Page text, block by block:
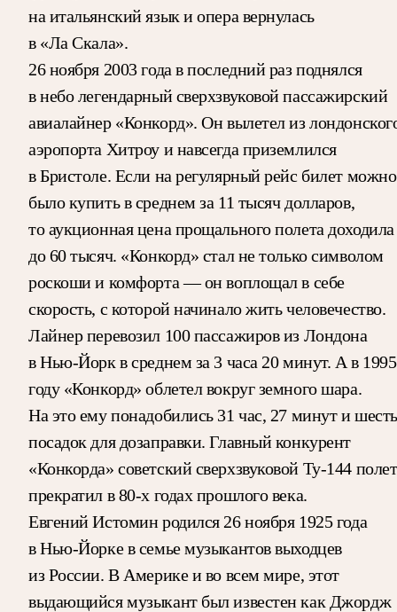
на итальянский язык и опера вернулась
в «Ла Скала».
26 ноября 2003 года в последний раз поднялся
в небо легендарный сверхзвуковой пассажирский
авиалайнер «Конкорд». Он вылетел из
аэропорта Хитроу и навсегда приземлился
в Бристоле. Если на регулярный рейс билет можно
было купить в среднем за 11 тысяч долларов,
то аукционная цена прощального полета доходила
до 60 тысяч. «Конкорд» стал не только символом
роскоши и комфорта — он воплощал в себе
скорость, с которой начинало жить человечество.
Лайнер перевозил 100 пассажиров из Лондона
в Нью-Йорк в среднем за 3 часа 20 минут. А в 1995
году «Конкорд» облетел вокруг земного шара.
На это ему понадобились 31 час, 27 минут и шесть
посадок для дозаправки. Главный конкурент
«Конкорда» советский сверхзвуковой Ту-144
прекратил в 80-х годах прошлого века.
Евгений Истомин родился 26 ноября 1925 года
в Нью-Йорке в семье музыкантов выходцев
из России. В Америке и во всем мире, этот
выдающийся музыкант был известен как Джордж